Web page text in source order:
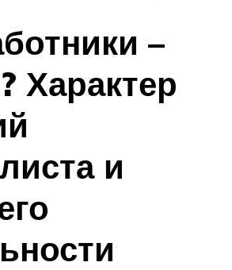
–
Характер
и